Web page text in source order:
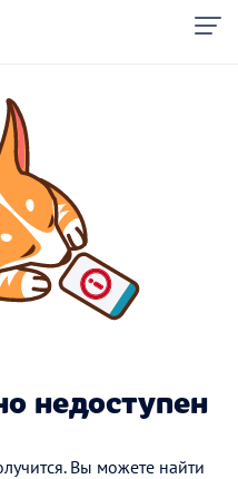
недоступен
Вы можете найти